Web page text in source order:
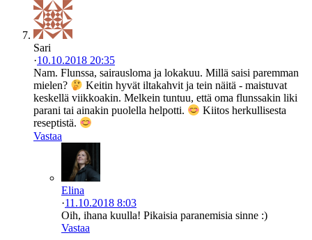
Sari
·10.10.2018 20:35
Nam. Flunssa, sairausloma ja lokakuu. Millä saisi paremman
mielen?
Keitin hyvät iltakahvit ja tein näitä - maistuvat
keskellä viikkoakin. Melkein tuntuu, että oma flunssakin liki
parani tai ainakin puolella helpotti.
Kiitos herkullisesta
reseptistä.
Vastaa
Elina
·11.10.2018 8:03
Oih, ihana kuulla! Pikaisia paranemisia sinne :)
Vastaa